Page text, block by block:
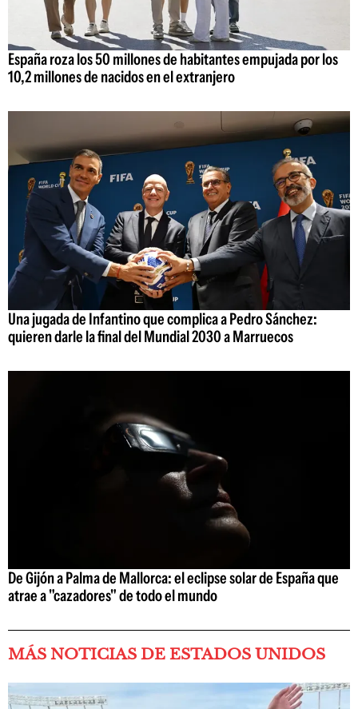
España roza los 50 millones de habitantes empujada por los
10,2 millones de nacidos en el extranjero
Una jugada de Infantino que complica a Pedro Sánchez:
quieren darle la final del Mundial 2030 a Marruecos
De Gijón a Palma de Mallorca: el eclipse solar de España que
atrae a "cazadores" de todo el mundo
MÁS NOTICIAS DE ESTADOS UNIDOS